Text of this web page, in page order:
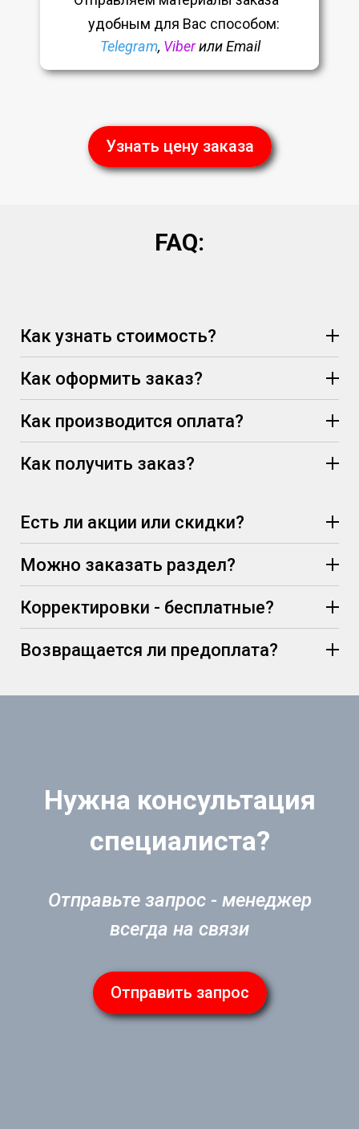
удобным для Вас способом:
Telegram, Viberили Email
Узнать цену заказа
FAQ:
Как узнать стоимость?
Как оформить заказ?
Как производится оплата?
Как получить заказ?
Есть ли акции или скидки?
Можно заказать раздел?
Корректировки - бесплатные?
Возвращается ли предоплата?
Нужна консультация
специалиста?
Отправьте запрос - менеджер
всегда на связи
Отправить запрос